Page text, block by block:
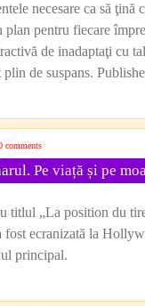
necesare ca să
pentru fiecare
de inadaptaţi cu
de suspans.
comments
Pe viață și pe
titlul „La position du
fost ecranizată la
principal.